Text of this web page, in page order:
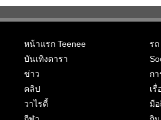
หน้าแรก Teenee
บันเทิงดารา
ข่าว
คลิป
วาไรตี้
รถ
ก
เรื่
มื